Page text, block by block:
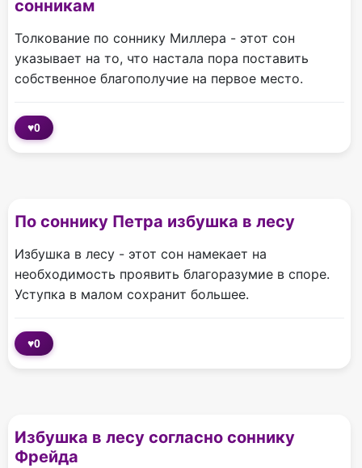
сонникам
Толкование по соннику Миллера - этот сон
указывает на то, что настала пора поставить
собственное благополучие на первое место.
♥0
По соннику Петра избушка в лесу
Избушка в лесу - этот сон намекает на
необходимость проявить благоразумие в споре.
Уступка в малом сохранит большее.
♥0
Избушка в лесу согласно соннику
Фрейда